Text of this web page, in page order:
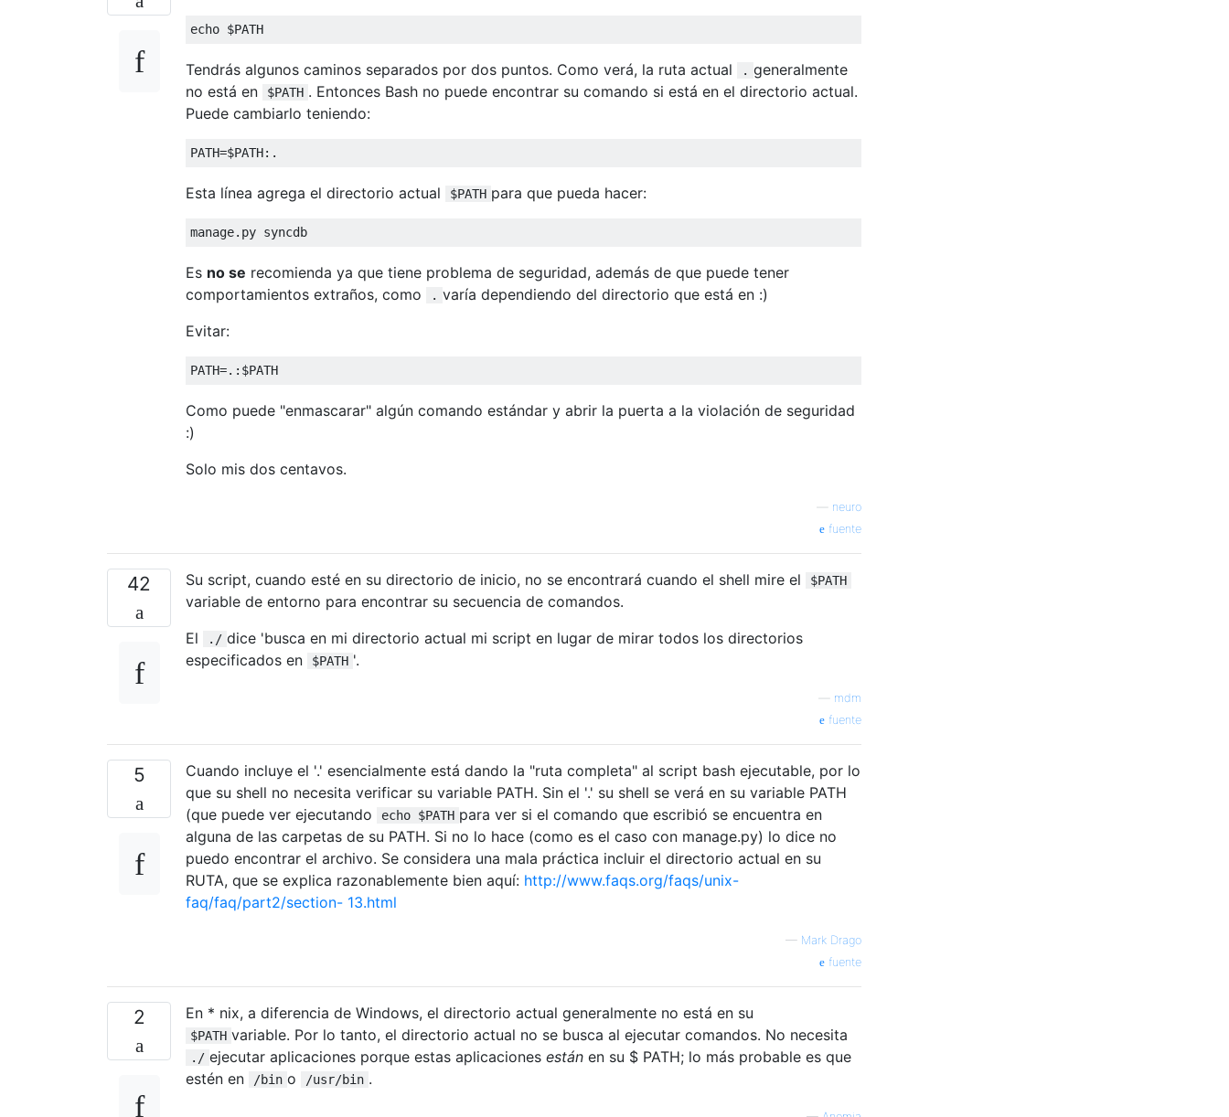
echo $PATH
Tendrás algunos caminos separados por dos puntos. Como verá, la ruta actual . generalmente
no está en
$PATH . Entonces Bash no puede encontrar su comando si está en el directorio actual.
Puede cambiarlo teniendo:
PATH=$PATH:.
Esta línea agrega el directorio actual $PATH para que pueda hacer:
manage. py syncdb
Es no se recomienda ya que tiene problema de seguridad, además de que puede tener
comportamientos extraños, como
. varía dependiendo del directorio que está en :)
Evitar:
PATH=.: $PATH
Como puede "enmascarar" algún comando estándar y abrir la puerta a la violación de seguridad
:)
Solo mis dos centavos.
neuro
fuente
42 Su script, cuando esté en su directorio de inicio, no se encontrará cuando el shell mire el $PATH
variable de entorno para encontrar su secuencia de comandos.
El
./ dice 'busca en mi directorio actual mi script en lugar de mirar todos los directorios
especificados en
$PATH '.
mdm
fuente
5
Cuando incluye el '.' esencialmente está dando la "ruta completa" al script bash ejecutable, por lo
que su shell no necesita verificar su variable PATH. Sin el '.' su shell se verá en su variable PATH
(que puede ver ejecutando
echo $PATH para ver si el comando que escribió se encuentra en
alguna de las carpetas de su PATH. Si no lo hace (como es el caso con manage.py) lo dice no
puedo encontrar el archivo. Se considera una mala práctica incluir el directorio actual en su
RUTA, que se explica razonablemente bien aquí: http://www.faqs.org/faqs/unix-
faq/faq/part2/section- 13.html
— Mark Drago
fuente
2 En * nix, a diferencia de Windows, el directorio actual generalmente no está en su
$PATH variable. Por lo tanto, el directorio actual no se busca al ejecutar comandos. No necesita
./ ejecutar aplicaciones porque estas aplicaciones están en su $ PATH; lo más probable es que
estén en
/bin o /usr/bin .